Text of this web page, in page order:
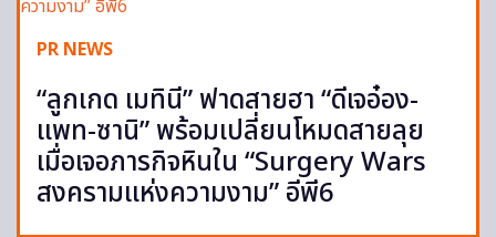
PR NEWS
“ลูกเกด เมทินี” ฟาดสายฮา “ดีเจอ๋อง-
แพท-ซานิ” พร้อมเปลี่ยนโหมดสายลุย
เมื่อเจอภารกิจหินใน “Surgery Wars
สงครามแห่งความงาม” อีพี6